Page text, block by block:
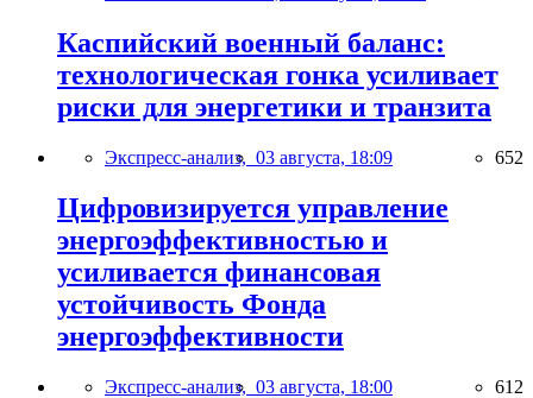
Каспийский военный баланс:
технологическая гонка усиливает
риски для энергетики и транзита
Экспресс-анализ, 03 августа, 18:09 652
Цифровизируется управление
энергоэффективностью и
усиливается финансовая
устойчивость Фонда
энергоэффективности
Экспресс-анализ, 03 августа, 18:00 612